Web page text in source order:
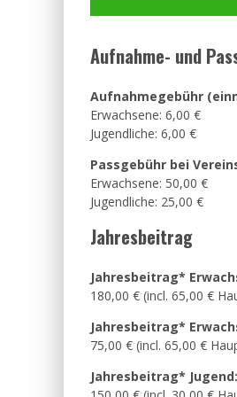
Aufnahme- und
Aufnahmegebühr
Erwachsene: 6,00 €
Jugendliche: 6,00 €
Passgebühr bei
Erwachsene: 50,00 €
Jugendliche: 25,00 €
Jahresbeitrag
Jahresbeitrag*
180,00 € (incl. 65,00 €
Jahresbeitrag*
75,00 € (incl. 65,00 €
Jahresbeitrag* Jugend: